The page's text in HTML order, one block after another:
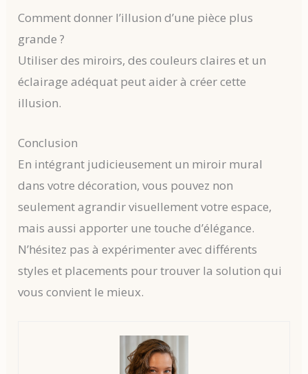
Comment donner l’illusion d’une pièce plus
grande ?
Utiliser des miroirs, des couleurs claires et un
éclairage adéquat peut aider à créer cette
illusion.
Conclusion
En intégrant judicieusement un miroir mural
dans votre décoration, vous pouvez non
seulement agrandir visuellement votre espace,
mais aussi apporter une touche d’élégance.
N’hésitez pas à expérimenter avec différents
styles et placements pour trouver la solution qui
vous convient le mieux.